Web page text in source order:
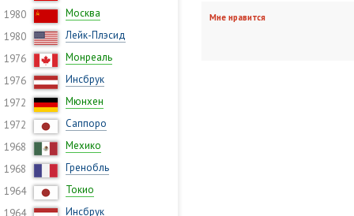
1980
Москва
1980
Лейк-Плэсид
1976
Монреаль
1976
Инсбрук
1972
Мюнхен
1972
Саппоро
1968
Мехико
1968
Гренобль
1964
Токио
1964
Инсбрук
Мне нравится